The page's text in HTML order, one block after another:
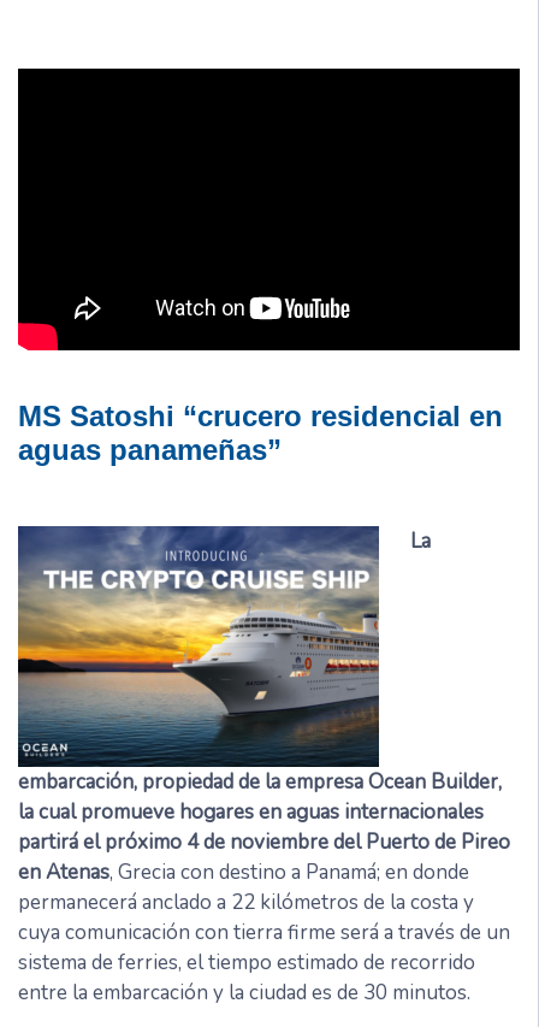
MS Satoshi “crucero residencial en
aguas panameñas”
La
embarcación, propiedad de la empresa Ocean Builder,
la cual promueve hogares en aguas internacionales
partirá el próximo 4 de noviembre del Puerto de Pireo
en Atenas, Grecia con destino a Panamá; en donde
permanecerá anclado a 22 kilómetros de la costa y
cuya comunicación con tierra firme será a través de un
sistema de ferries, el tiempo estimado de recorrido
entre la embarcación y la ciudad es de 30 minutos.